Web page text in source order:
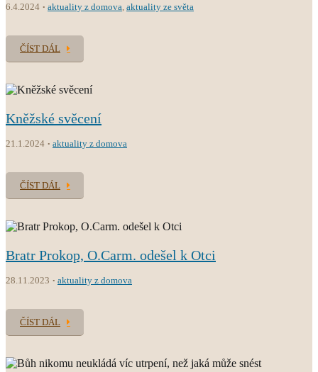
6.4.2024 aktuality z domova aktuality ze světa
ČÍST DÁL
Kněžské svěcení
21.1.2024 aktuality z domova
ČÍST DÁL
Bratr Prokop, O.Carm. odešel k Otci
28.11.2023 aktuality z domova
ČÍST DÁL